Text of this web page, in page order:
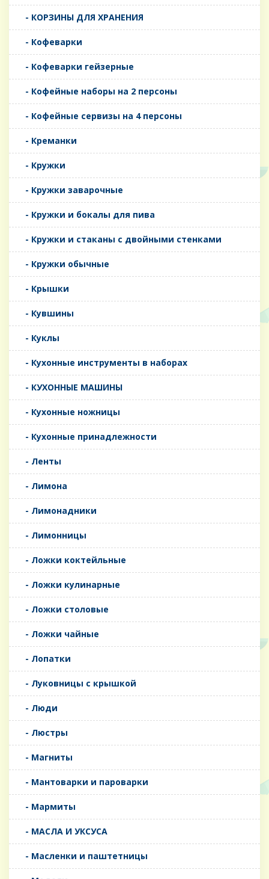
- КОРЗИНЫ ДЛЯ ХРАНЕНИЯ
- Кофеварки
- Кофеварки гейзерные
- Кофейные наборы на 2 персоны
- Кофейные сервизы на 4 персоны
- Креманки
- Кружки
- Кружки заварочные
- Кружки и бокалы для пива
- Кружки и стаканы с двойными стенками
- Кружки обычные
- Крышки
- Кувшины
- Куклы
- Кухонные инструменты в наборах
- КУХОННЫЕ МАШИНЫ
- Кухонные ножницы
- Кухонные принадлежности
- Ленты
- Лимона
- Лимонадники
- Лимонницы
- Ложки коктейльные
- Ложки кулинарные
- Ложки столовые
- Ложки чайные
- Лопатки
- Луковницы с крышкой
- Люди
- Люстры
- Магниты
- Мантоварки и пароварки
- Мармиты
- МАСЛА И УКСУСА
- Масленки и паштетницы